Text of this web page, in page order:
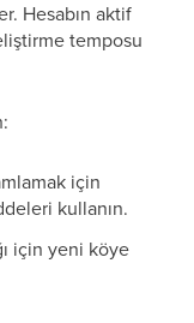
Hesabın aktif
temposu
için
kullanın.
için yeni köye